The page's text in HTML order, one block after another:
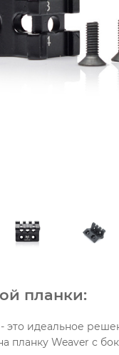
планки:
это идеальное
планку Weaver с